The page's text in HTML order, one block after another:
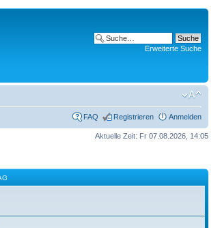
Erweiterte Suche
FAQ Registrieren Anmelden
Aktuelle Zeit: Fr 07.08.2026, 14:05